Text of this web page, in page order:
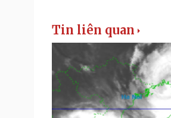
Tin liên quan